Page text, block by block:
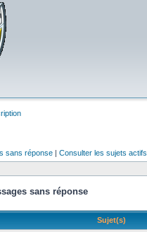
sans réponse | Consulter les sujets actifs
sans réponse
Sujet(s)